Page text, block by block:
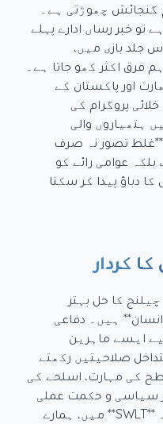
گنجائش چھوڑتی ہے۔
تو خبر رساں ادارے پہلے
جلد بازی میں،
فرق اکثر کھو جاتا ہے۔
اور پاکستان کے
پروگرام کی
ہتھیاروں والی
تصور نہ صرف
بلکہ عوامی رائے کو
دباؤ پیدا کر سکتا
کردار
کا حل بہتر
ہیں۔ دفاعی
ایسے ماہرین
صلاحیتیں رکھتے
کی مہارت، اسلحے کی
سیاسی و حکمت عملی
کے سیاق و سباق سے واقفیت۔ **SWLT** میں، ہمارے